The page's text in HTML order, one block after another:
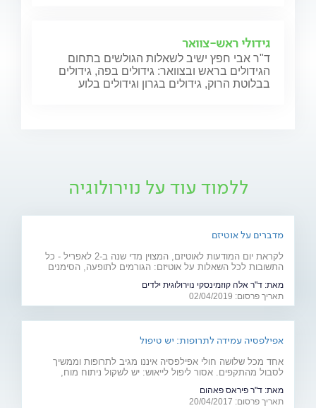
גידולי ראש-צוואר
ד"ר אבי חפץ ישיב לשאלות הגולשים בתחום
הגידולים בראש ובצוואר: גידולים בפה, גידולים
בבלוטת הרוק, גידולים בגרון וגידולים בלוע
ללמוד עוד על נוירולוגיה
מדברים על אוטיזם
לקראת יום המודעות לאוטיזם, המצוין מדי שנה ב-2 לאפריל - כל
התשובות לכל השאלות על אוטיזם: הגורמים לתופעה, הסימנים
מאת: ד"ר אלה קוזמינסקי נוירולוגית ילדים
תאריך פרסום: 02/04/2019
אפילפסיה עמידה לתרופות: יש טיפול
אחד מכל שלושה חולי אפילפסיה איננו מגיב לתרופות וממשיך
לסבול מהתקפים. אסור ליפול לייאוש: יש לשקול ניתוח מוח,
מאת: ד"ר פיראס פאהום
תאריך פרסום: 20/04/2017